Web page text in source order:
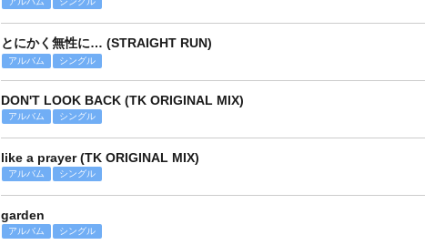
とにかく無性に… (STRAIGHT RUN)
アルバム シングル
DON'T LOOK BACK (TK ORIGINAL MIX)
アルバム シングル
like a prayer (TK ORIGINAL MIX)
アルバム シングル
garden
アルバム シングル